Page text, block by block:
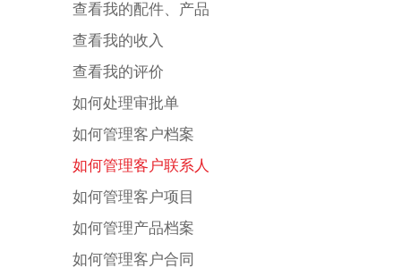
查看我的配件、产品
查看我的收入
查看我的评价
如何处理审批单
如何管理客户档案
如何管理客户联系人
如何管理客户项目
如何管理产品档案
如何管理客户合同